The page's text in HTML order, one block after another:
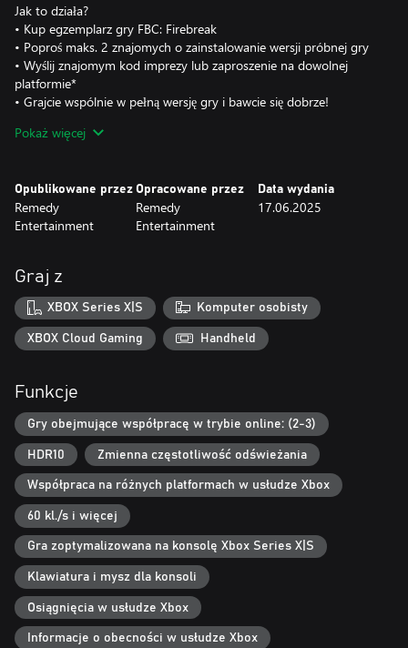
Jak to działa?
• Kup egzemplarz gry FBC: Firebreak
• Poproś maks. 2 znajomych o zainstalowanie wersji próbnej gry
• Wyślij znajomym kod imprezy lub zaproszenie na dowolnej
platformie*
• Grajcie wspólnie w pełną wersję gry i bawcie się dobrze!
Gdy celem jest zwalczanie szerzących się w różnych
zależą od szybkiego myślenia i sprawnej współpracy zespołu.
*Skorzystanie z darmowej wersji próbnej wymaga co najmniej
Pokaż więcej
Opublikowane przez
Remedy
Entertainment
Opracowane przez
Remedy
Entertainment
Data wydania
17.06.2025
Graj z
XBOX Series X|S Komputer osobisty
XBOX Cloud Gaming Handheld
Funkcje
Gry obejmujące współpracę w trybie online: (2-3)
HDR10 Zmienna częstotliwość odświeżania
Współpraca na różnych platformach w usłudze Xbox
60 kl./s i więcej
Gra zoptymalizowana na konsolę Xbox Series X|S
Klawiatura i mysz dla konsoli
Osiągnięcia w usłudze Xbox
Informacje o obecności w usłudze Xbox